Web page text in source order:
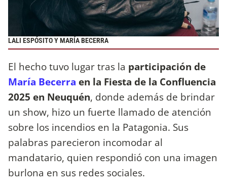
LALI ESPÓSITO Y MARÍA BECERRA
El hecho tuvo lugar tras la participación de
María Becerra en la Fiesta de la Confluencia
2025 en Neuquén, donde además de brindar
un show, hizo un fuerte llamado de atención
sobre los incendios en la Patagonia. Sus
palabras parecieron incomodar al
mandatario, quien respondió con una imagen
burlona en sus redes sociales.